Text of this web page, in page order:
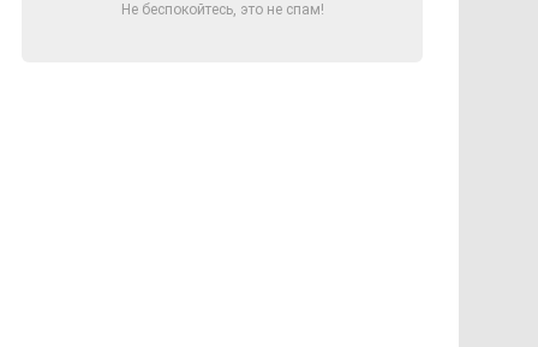
Не беспокойтесь, это не спам!